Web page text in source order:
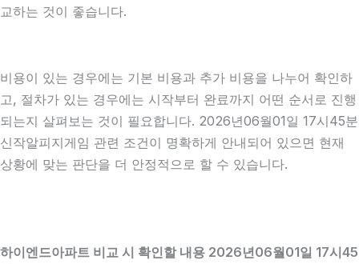
교하는 것이 좋습니다.
비용이 있는 경우에는 기본 비용과 추가 비용을 나누어 확인하
고, 절차가 있는 경우에는 시작부터 완료까지 어떤 순서로 진행
되는지 살펴보는 것이 필요합니다. 2026년06월01일 17시45분
신작알피지게임 관련 조건이 명확하게 안내되어 있으면 현재
상황에 맞는 판단을 더 안정적으로 할 수 있습니다.
하이엔드아파트 비교 시 확인할 내용 2026년06월01일 17시45